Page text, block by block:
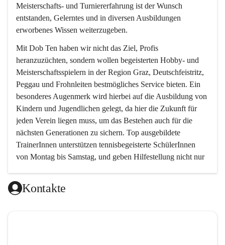
Meisterschafts- und Turniererfahrung ist der Wunsch
entstanden, Gelerntes und in diversen Ausbildungen
erworbenes Wissen weiterzugeben.
Mit Dob Ten haben wir nicht das Ziel, Profis
heranzuzüchten, sondern wollen begeisterten Hobby- und
Meisterschaftsspielern in der Region Graz, Deutschfeistritz,
Peggau und Frohnleiten bestmögliches Service bieten. Ein
besonderes Augenmerk wird hierbei auf die Ausbildung von
Kindern und Jugendlichen gelegt, da hier die Zukunft für
jeden Verein liegen muss, um das Bestehen auch für die
nächsten Generationen zu sichern. Top ausgebildete
TrainerInnen unterstützen tennisbegeisterte SchülerInnen
von Montag bis Samstag, und geben Hilfestellung nicht nur
Da das taktische Element im Tennis von sehr vielen
Kontakte